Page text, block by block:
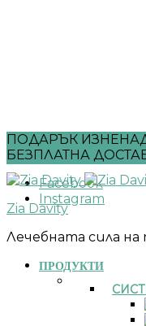
ПОДАРЪК
БЕЗПЛАТНА
Facebook
Instagram
Zia Davity
Лечебната сила
ПРОДУКТИ